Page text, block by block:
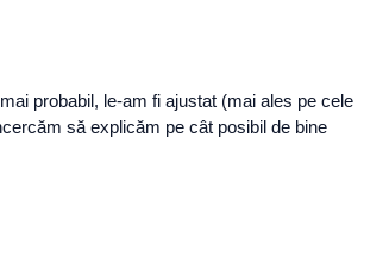
probabil, le-am fi ajustat (mai ales pe cele
să explicăm pe cât posibil de bine